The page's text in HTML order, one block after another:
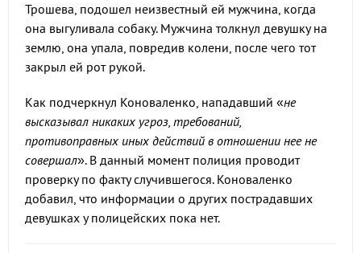
Трошева, подошел неизвестный ей мужчина, когда
она выгуливала собаку. Мужчина толкнул девушку на
землю, она упала, повредив колени, после чего тот
закрыл ей рот рукой.
Как подчеркнул Коноваленко, нападавший «не
высказывал никаких угроз, требований,
противоправных иных действий в отношении нее не
совершал». В данный момент полиция проводит
проверку по факту случившегося. Коноваленко
добавил, что информации о других пострадавших
девушках у полицейских пока нет.